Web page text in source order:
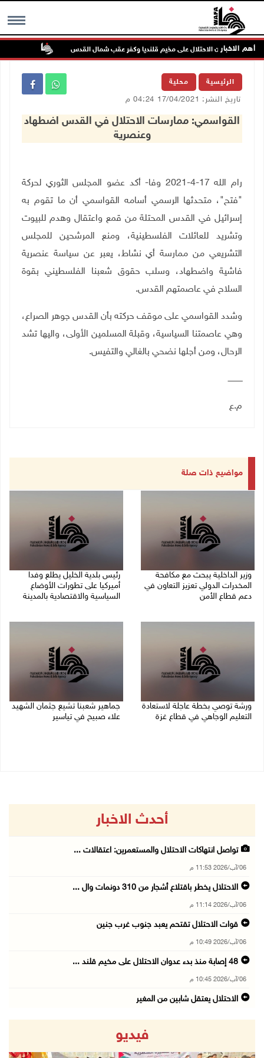
MENU أهم الاخبار
الرئيسية محلية
تاريخ النشر: 17/04/2021 04:24 م
القواسمي: ممارسات الاحتلال في القدس اضطهاد
وعنصرية
رام الله 17-4-2021 وفا- أكد عضو المجلس الثوري لحركة
"فتح"، متحدثها الرسمي أسامه القواسمي أن ما تقوم به
إسرائيل في القدس المحتلة من قمع واعتقال وهدم للبيوت
وتشريد للعائلات الفلسطينية، ومنع المرشحين للمجلس
التشريعي من ممارسة أي نشاط، يعبر عن سياسة عنصرية
فاشية واضطهاد، وسلب حقوق شعبنا الفلسطيني بقوة
السلاح في عاصمتهم القدس.
وشدد القواسمي على موقف حركته بأن القدس جوهر الصراع،
وهي عاصمتنا السياسية، وقبلة المسلمين الأولى، واليها تشد
الرحال، ومن أجلها نضحي بالغالي والتفيس.
ــــــــــــ
م.ع
مواضيع ذات صلة
وزير الداخلية يبحث مع مكافحة
المخدرات الدولي تعزيز التعاون في
دعم قطاع الأمن
رئيس بلدية الخليل يطلع وفدا
أميركيا على تطورات الأوضاع
السياسية والاقتصادية بالمدينة
ورشة توصي بخطة عاجلة لاستعادة
التعليم الوجاهي في قطاع غزة
جماهير شعبنا تشيع جثمان الشهيد
علاء صبيح في تياسير
أحدث الاخبار
تواصل انتهاكات الاحتلال والمستعمرين: اعتقالات ...
06/آب/2026 11:53 م
الاحتلال يخطر باقتلاع أشجار من 310 دونمات وال ...
06/آب/2026 11:14 م
قوات الاحتلال تقتحم يعبد جنوب غرب جنين
06/آب/2026 10:49 م
48 إصابة منذ بدء عدوان الاحتلال على مخيم قلند ...
06/آب/2026 10:45 م
الاحتلال يعتقل شابين من المغير
وزير الداخلية يبحث مع مكافحة المخدرات الدولي ...
06/آب/2026 10:01 م
فيديو